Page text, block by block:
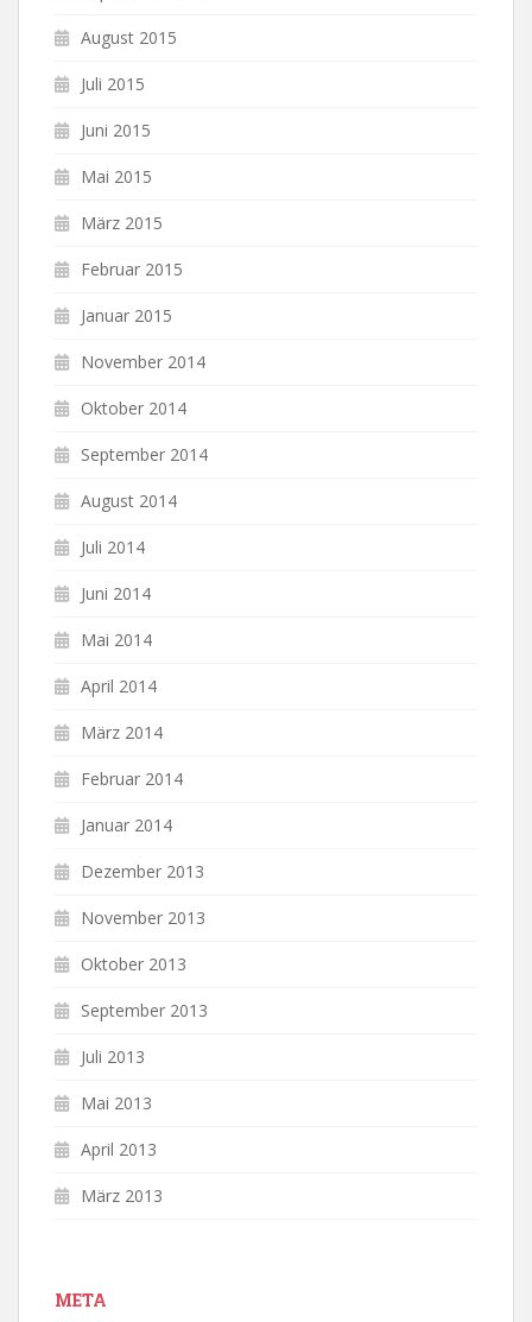
August 2015
Juli 2015
Juni 2015
Mai 2015
März 2015
Februar 2015
Januar 2015
November 2014
Oktober 2014
September 2014
August 2014
Juli 2014
Juni 2014
Mai 2014
April 2014
März 2014
Februar 2014
Januar 2014
Dezember 2013
November 2013
Oktober 2013
September 2013
Juli 2013
Mai 2013
April 2013
März 2013
META